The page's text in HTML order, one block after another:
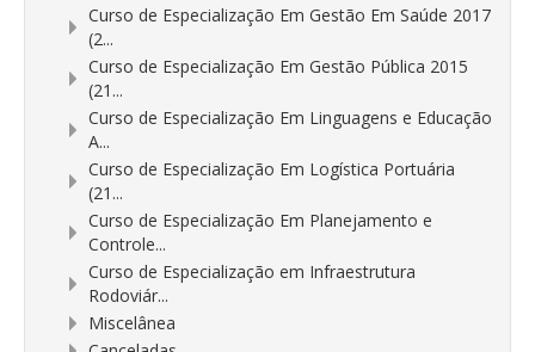
Curso de Especialização Em Gestão Em Saúde 2017
(2...
Curso de Especialização Em Gestão Pública 2015
(21...
Curso de Especialização Em Linguagens e Educação
A...
Curso de Especialização Em Logística Portuária
(21...
Curso de Especialização Em Planejamento e
Controle...
Curso de Especialização em Infraestrutura
Rodoviár...
Miscelânea